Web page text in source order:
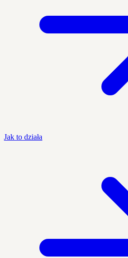
Jak to działa